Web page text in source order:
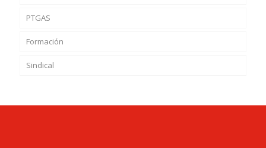
PTGAS
Formación
Sindical